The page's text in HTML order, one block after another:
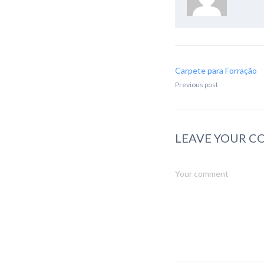
Carpete para Forração
Previous post
LEAVE YOUR